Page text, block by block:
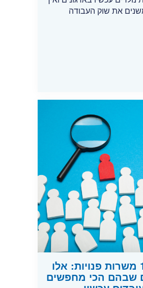
את שוק העבודה
131,000 משרות פנויות: אלו
שבהם הכי מחפשים